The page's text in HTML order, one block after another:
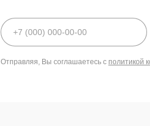
Отправляя, Вы соглашаетесь с политикой